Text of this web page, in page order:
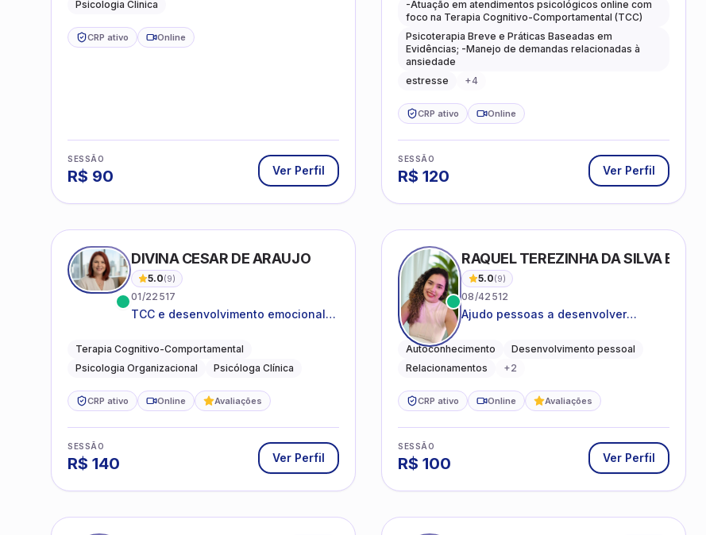
Psicologia Clinica
CRP ativo Online
SESSÃO
R$ 90 Ver Perfil
se viver.
-Atuação em atendimentos psicológicos online com
foco na Terapia Cognitivo-Comportamental (TCC)
Psicoterapia Breve e Práticas Baseadas em
Evidências; -Manejo de demandas relacionadas à
ansiedade
estresse
+4
CRP ativo Online
SESSÃO
R$ 120 Ver Perfil
DIVINA CESAR DE ARAUJO
5.0(9)
01/22517
TCC e desenvolvimento emocional
Terapia Cognitivo-Comportamental
Psicologia Organizacional
Psicóloga Clínica
CRP ativo Online Avaliações
SESSÃO
R$ 140 Ver Perfil
RAQUEL TEREZINHA DA SILVA BIONDI
5.0(9)
08/42512
Ajudo pessoas a desenvolver
saudáveis
Autoconhecimento
Desenvolvimento pessoal
Relacionamentos
+2
CRP ativo Online Avaliações
SESSÃO
R$ 100 Ver Perfil